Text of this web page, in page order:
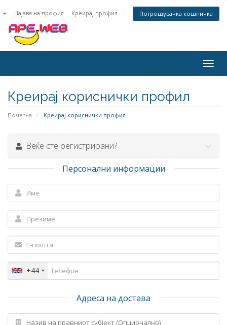
Најава на профил Креирај профил Потрошувачка кошничка
Креирај кориснички профил
Почетна Креирај кориснички профил
Веќе сте регистрирани?
Персонални информации
+44
Адреса на достава